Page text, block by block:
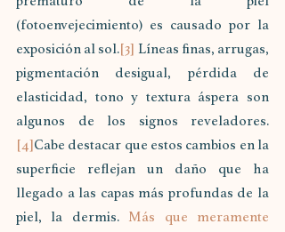
(fotoenvejecimiento) es causado por la
exposición al sol.[3] Líneas finas, arrugas,
pigmentación desigual, pérdida de
elasticidad, tono y textura áspera son
algunos de los signos reveladores.
[4]Cabe destacar que estos cambios en la
superficie reflejan un daño que ha
llegado a las capas más profundas de la
piel, la dermis. Más que meramente